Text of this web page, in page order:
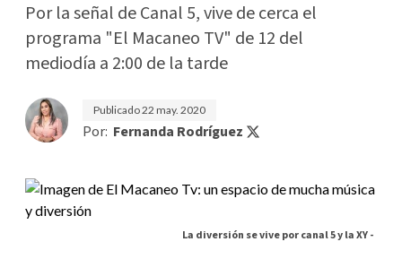
Por la señal de Canal 5, vive de cerca el
programa "El Macaneo TV" de 12 del
mediodía a 2:00 de la tarde
Publicado22 may. 2020
Por: Fernanda Rodríguez
La diversión se vive por canal 5 y la XY -